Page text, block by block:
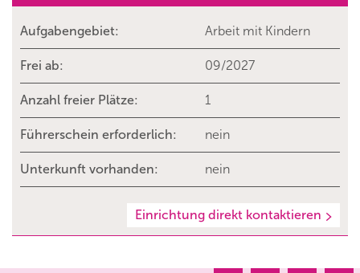
Aufgabengebiet: Arbeit mit Kindern
Frei ab: 09/2027
Anzahl freier Plätze: 1
Führerschein erforderlich: nein
Unterkunft vorhanden: nein
Einrichtung direkt kontaktieren